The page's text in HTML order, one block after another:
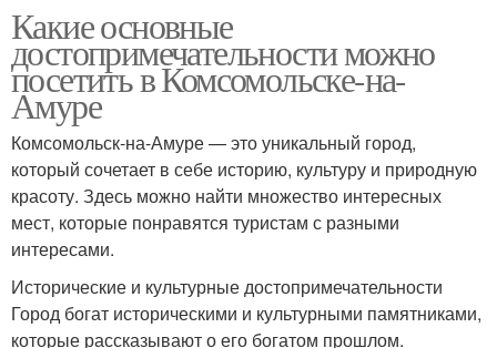
Какие основные
достопримечательности можно
посетить в Комсомольске-на-
Амуре
Комсомольск-на-Амуре — это уникальный город,
который сочетает в себе историю, культуру и природную
красоту. Здесь можно найти множество интересных
мест, которые понравятся туристам с разными
интересами.
Исторические и культурные достопримечательности
Город богат историческими и культурными памятниками,
которые рассказывают о его богатом прошлом.